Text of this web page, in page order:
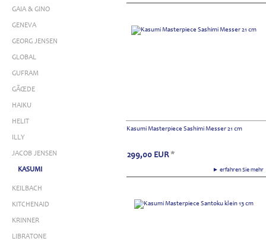
GAIA & GINO
GENEVA
GEORG JENSEN
GLOBAL
GUFRAM
GÃŒDE
HAIKU
HELIT
ILLY
JACOB JENSEN
KASUMI
KEILBACH
KITCHENAID
KRINNER
LIBRATONE
Kasumi Masterpiece Sashimi Messer 21 cm
► erfahren Sie
299,00 EUR *